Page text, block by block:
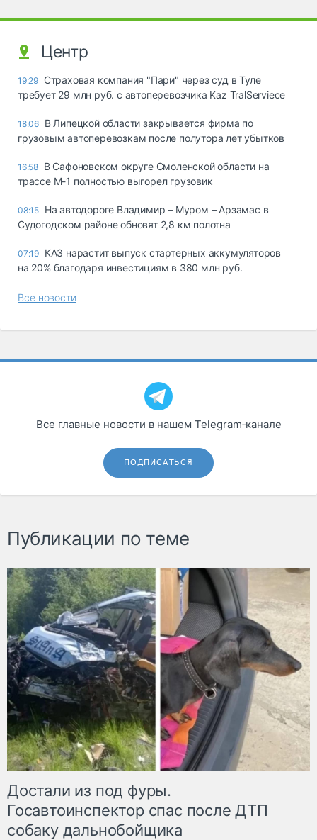
Центр
19:29 Страховая компания "Пари" через суд в Туле
требует 29 млн руб. с автоперевозчика Kaz TralServiece
18:06 В Липецкой области закрывается фирма по
грузовым автоперевозкам после полутора лет убытков
16:58 В Сафоновском округе Смоленской области на
трассе М-1 полностью выгорел грузовик
08:15 На автодороге Владимир – Муром – Арзамас в
Судогодском районе обновят 2,8 км полотна
07:19 КАЗ нарастит выпуск стартерных аккумуляторов
на 20% благодаря инвестициям в 380 млн руб.
Все новости
Все главные новости в нашем Telegram‑канале
ПОДПИСАТЬСЯ
Публикации по теме
Достали из под фуры.
Госавтоинспектор спас после ДТП
собаку дальнобойщика